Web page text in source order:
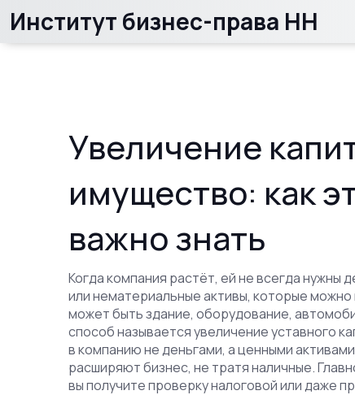
Институт бизнес-права НН
Увеличение
имущество: как
важно знать
Когда компания растёт, ей не всегда нужны
или нематериальные активы, которые
может быть здание, оборудование,
способ называетсяувеличение уставного
в компанию не деньгами, а ценными активами
расширяют бизнес, не тратя наличные.
вы получите проверку налоговой или даже